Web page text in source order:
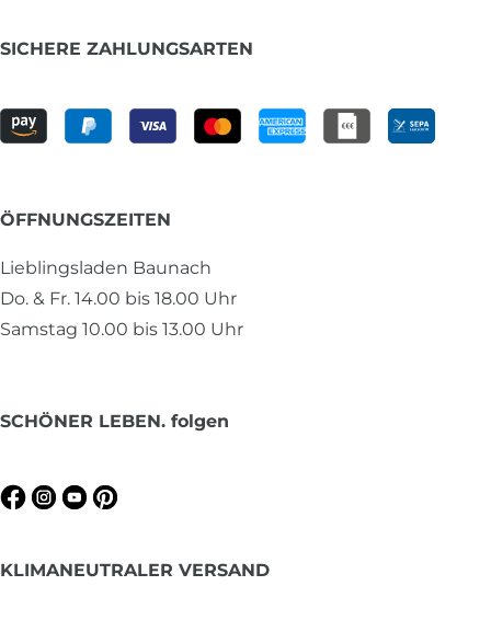
SICHERE ZAHLUNGSARTEN
ÖFFNUNGSZEITEN
Lieblingsladen Baunach
Do. & Fr. 14.00 bis 18.00 Uhr
Samstag 10.00 bis 13.00 Uhr
SCHÖNER LEBEN. folgen
KLIMANEUTRALER VERSAND